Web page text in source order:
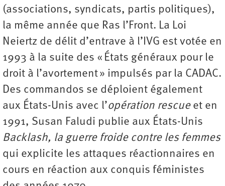
(associations, syndicats, partis politiques),
la même année que Ras l’Front. La Loi
Neiertz de délit d’entrave à l’IVG est votée en
1993 à la suite des « États généraux pour le
droit à l’avortement » impulsés par la CADAC.
Des commandos se déploient également
aux États-Unis avec l’opération rescueet en
1991, Susan Faludi publie aux États-Unis
Backlash, la guerre froide contre les femmes
qui explicite les attaques réactionnaires en
cours en réaction aux conquis féministes